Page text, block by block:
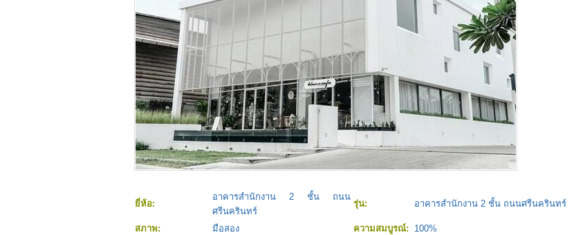
ยี่ห้อ:
อาคารสำนักงาน 2 ชั้น ถนน
ศรีนครินทร์
รุ่น: อาคารสำนักงาน 2 ชั้น ถนนศรีนครินทร์
สภาพ: มือสอง ความสมบูรณ์:
100%